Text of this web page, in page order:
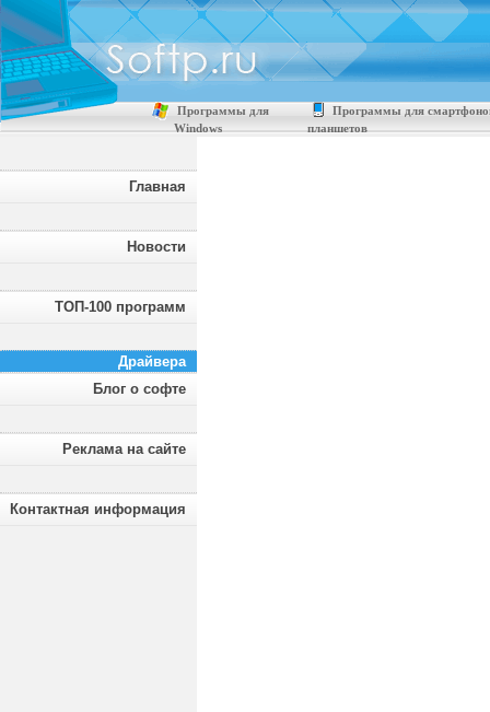
Программы для
Windows
Программы для
планшетов
Главная
Новости
ТОП-100 программ
Драйвера
Блог о софте
Реклама на сайте
Контактная информация